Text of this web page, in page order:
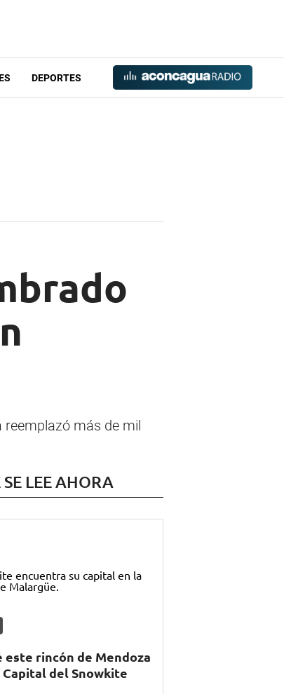
DEPORTES
reemplazó más de mil
SE LEE AHORA
este rincón de Mendoza
Capital del Snowkite